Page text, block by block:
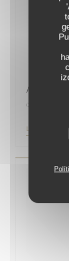
01/09/2019
LEA EL